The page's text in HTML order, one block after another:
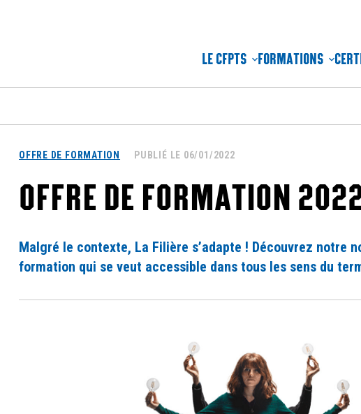
LE CFPTS FORMATIONS
OFFRE DE FORMATION PUBLIÉ LE 06/01/2022
OFFRE DE FORMATION
Malgré le contexte, La Filière s’adapte ! Découvrez notre
formation qui se veut accessible dans tous les sens du